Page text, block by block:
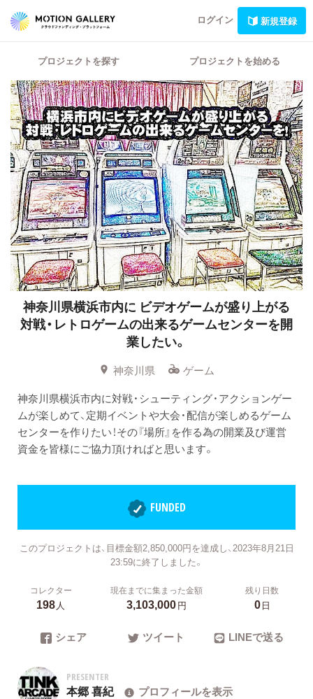
ログイン 新規登録
プロジェクトを探す プロジェクトを始める
神奈川県横浜市内に ビデオゲームが盛り上がる
対戦・レトロゲームの出来るゲームセンターを開
業したい。
神奈川県
ゲーム
神奈川県横浜市内に対戦・シューティング・アクションゲー
ムが楽しめて、定期イベントや大会・配信が楽しめるゲーム
センターを作りたい！その『場所』を作る為の開業及び運営
資金を皆様にご協力頂ければと思います。
FUNDED
このプロジェクトは、目標金額2,850,000円を達成し、2023年8月21日
23:59に終了しました。
コレクター
198人
現在までに集まった金額
3,103,000円
残り日数
0日
シェア ツイート LINEで送る
PRESENTER
本郷 喜紀 プロフィールを表示